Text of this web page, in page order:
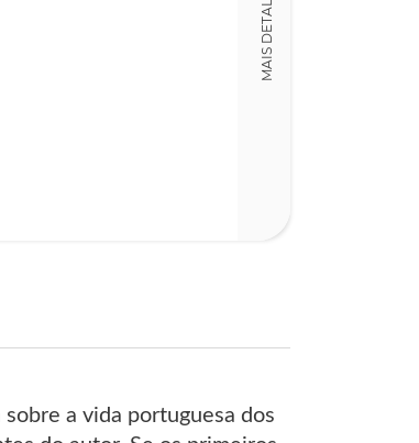
MAIS DETALHES
a vida portuguesa dos